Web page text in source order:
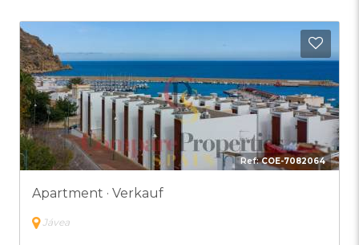
Ref:COE-7082064
Apartment · Verkauf
Jávea
Zu